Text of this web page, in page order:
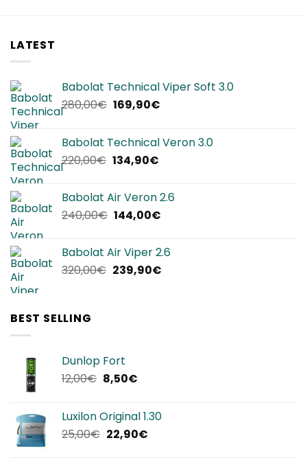
LATEST
Babolat Technical Viper Soft 3.0
280,00€ Il
era:
280,00€.
169,90€Il
è:
Babolat Technical Veron 3.0
220,00€ Il
era:
220,00€.
134,90€Il
è:
134,90€.
Babolat Air Veron 2.6
240,00€ Il
era:
240,00€.
144,00€Il
è:
144,00€.
Babolat Air Viper 2.6
320,00€ Il
239,90€Il
BEST SELLING
Dunlop Fort
12,00€ Il
era:
12,00€.
8,50€Il
è:
8,50€.
Luxilon Original 1.30
25,00€ Il
22,90€Il